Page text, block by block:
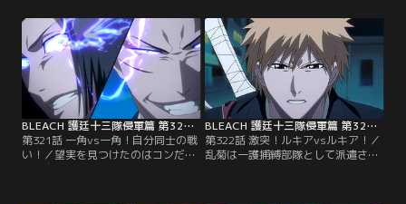
死神たちが一護を捕らえようとして
いる以上、穿界門すらうかつに通る
ことさえできない。悩む一護に、合
流した夜一が強行突破を提案する。
一方、現世では、望実とコンの前に
吉良と七緒、そして…。【提供：バ
ンダイチャンネル】
次々と断界に閉じ込められ、霊骸と
すりかえられていたのだった。マユ
リによって断界から救出され、現世
にやってきた隊長・副隊長たちは今
後の対策を練り始める。【提供：バ
ンダイチャンネル】
BLEACH 護廷十三隊侵軍篇 第321話
第321話 一角vs一角！自分同士の戦
い！／望実を見つけたのはコンだっ
た。自身もどこへ行こうとしている
BLEACH 護廷十三隊侵軍篇 第322話
第322話 激突！ルキアvsルキア！／
乱菊は一護捕縛部隊として派遣され